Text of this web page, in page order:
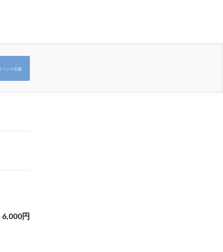
ベント応援
6,000円